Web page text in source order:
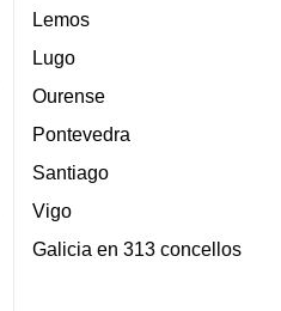
Lemos
Lugo
Ourense
Pontevedra
Santiago
Vigo
Galicia en 313 concellos